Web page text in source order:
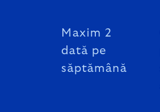
Maxim 2
dată pe
săptămână